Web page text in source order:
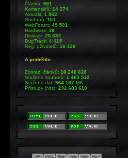
Článků:991
Komentářů:14 274
Aktualit:1 862
Souborů:151
WebForum:49 501
Hardware:38
Diskuze:20 632
BugTrack:4 415
Reg. uživatelů:16 426
A proběhlo:
Zobraz. článků:18 248 828
Staženo souborů:1 463 512
Staženo dat:964 137MB
Přístupy (hits):232 683 610